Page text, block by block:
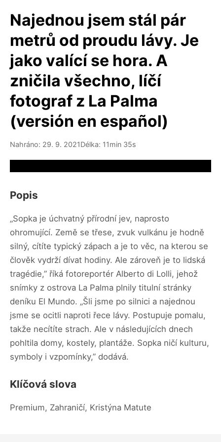
Najednou jsem stál pár
metrů od proudu lávy. Je
jako valící se hora. A
zničila všechno, líčí
fotograf z La Palma
(versión en español)
Nahráno: 29. 9. 2021Délka: 11min 35s
Popis
„Sopka je úchvatný přírodní jev, naprosto
ohromující. Země se třese, zvuk vulkánu je hodně
silný, cítíte typický zápach a je to věc, na kterou se
člověk vydrží dívat hodiny. Ale zároveň je to lidská
tragédie,” říká fotoreportér Alberto di Lolli, jehož
snímky z ostrova La Palma plnily titulní stránky
deníku El Mundo. „Šli jsme po silnici a najednou
jsme se ocitli naproti řece lávy. Postupuje pomalu,
takže necítíte strach. Ale v následujících dnech
pohltila domy, kostely, plantáže. Sopka ničí kulturu,
symboly i vzpomínky,” dodává.
Klíčová slova
Premium, Zahraničí, Kristýna Matute